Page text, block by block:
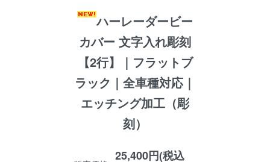
ハーレーダービー
カバー 文字入れ彫刻
【2行】｜フラットブ
ラック｜全車種対応｜
エッチング加工（彫
刻）
25,400円(税込